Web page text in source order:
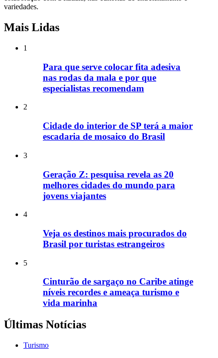
variedades.
Mais Lidas
1
Para que serve colocar fita adesiva
nas rodas da mala e por que
especialistas recomendam
2
Cidade do interior de SP terá a maior
escadaria de mosaico do Brasil
3
Geração Z: pesquisa revela as 20
melhores cidades do mundo para
jovens viajantes
4
Veja os destinos mais procurados do
Brasil por turistas estrangeiros
5
Cinturão de sargaço no Caribe atinge
níveis recordes e ameaça turismo e
vida marinha
Últimas Notícias
Turismo